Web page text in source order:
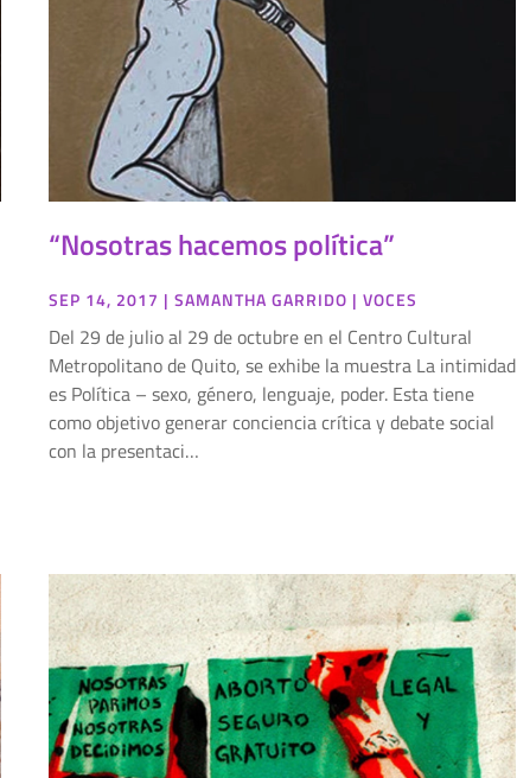
“Nosotras hacemos política”
SEP 14, 2017 | SAMANTHA GARRIDO | VOCES
Del 29 de julio al 29 de octubre en el Centro Cultural
Metropolitano de Quito, se exhibe la muestra La intimidad
es Política – sexo, género, lenguaje, poder. Esta tiene
como objetivo generar conciencia crítica y debate social
con la presentaci…